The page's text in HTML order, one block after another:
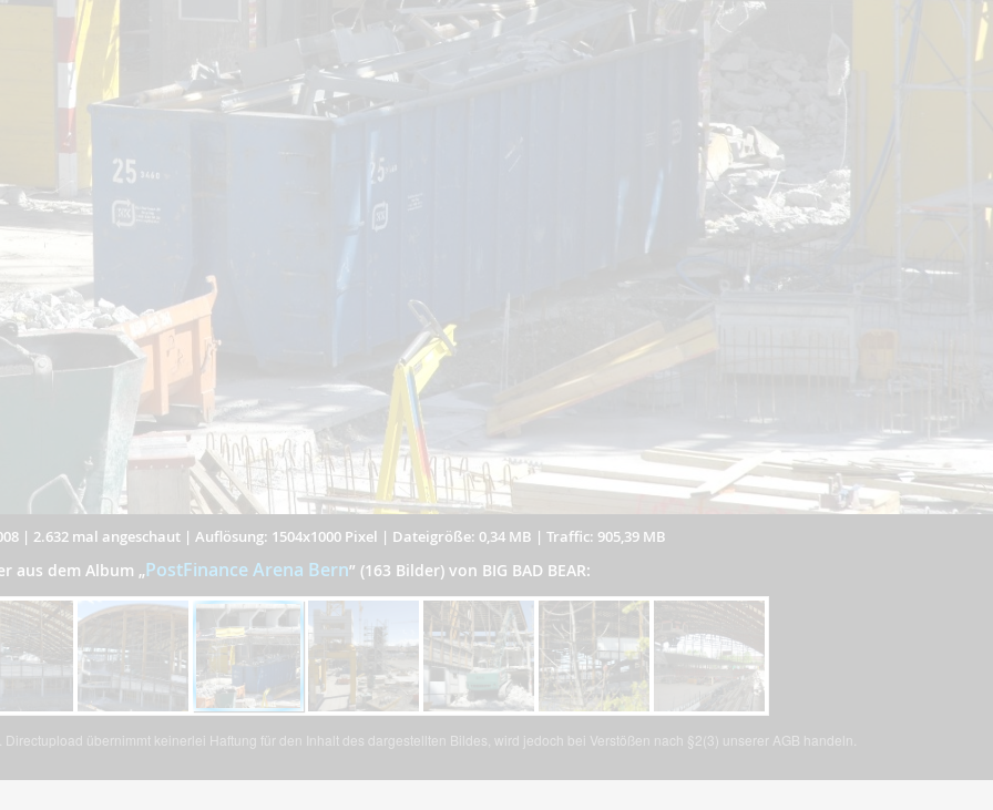
| 2.632 mal angeschaut| Auflösung: 1504x1000 Pixel | Dateigröße: 0,34 MB | Traffic: 905,39 MB
aus dem Album „PostFinance Arena Bern” (163 Bilder) von BIG BAD BEAR:
übernimmt keinerlei Haftung für den Inhalt des dargestellten Bildes, wird jedoch bei Verstößen nach §2(3) unserer AGB handeln.